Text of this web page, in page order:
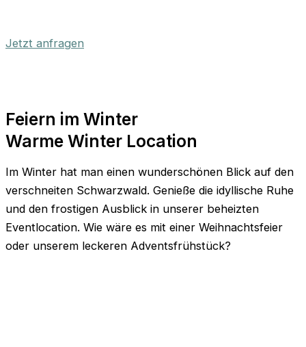
Jetzt anfragen
Feiern im Winter
Warme Winter Location
Im Winter hat man einen wunderschönen Blick auf den
verschneiten Schwarzwald. Genieße die idyllische Ruhe
und den frostigen Ausblick in unserer beheizten
Eventlocation. Wie wäre es mit einer Weihnachtsfeier
oder unserem leckeren Adventsfrühstück?